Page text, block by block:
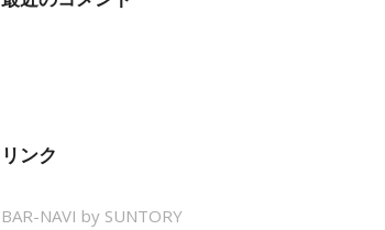
リンク
BAR-NAVI by SUNTORY